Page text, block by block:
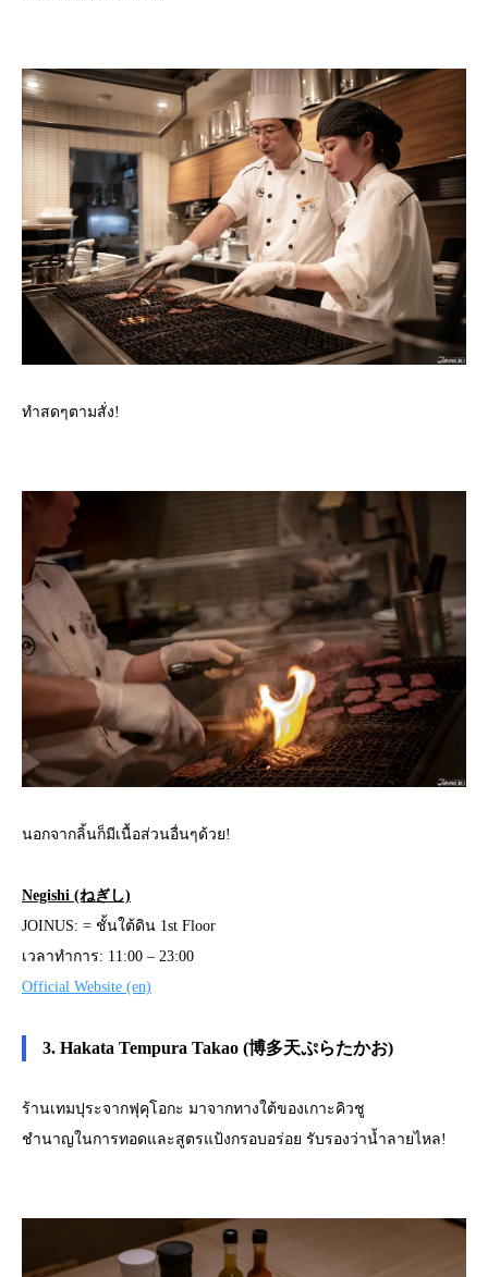
ทำสดๆตามสั่ง!
นอกจากลิ้นก็มีเนื้อส่วนอื่นๆด้วย!
Negishi (ねぎし)
JOINUS: = ชั้นใต้ดิน 1st Floor
เวลาทำการ: 11:00 – 23:00
Official Website (en)
3. Hakata Tempura Takao (博多天ぷらたかお)
ร้านเทมปุระจากฟุคุโอกะ มาจากทางใต้ของเกาะคิวชู
ชำนาญในการทอดและสูตรแป้งกรอบอร่อย รับรองว่าน้ำลายไหล!